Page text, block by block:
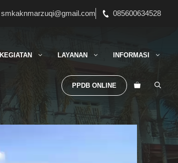
smkaknmarzuqi@gmail.com 085600634528
KEGIATAN LAYANAN INFORMASI
PPDB ONLINE